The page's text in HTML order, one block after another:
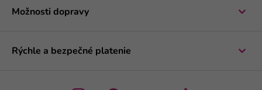
Možnosti dopravy
Rýchle a bezpečné platenie